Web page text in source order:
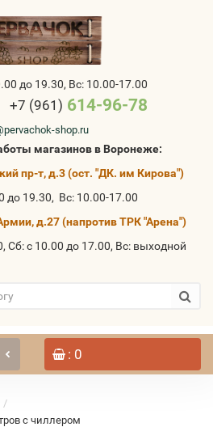
до 19.30, Вс: 10.00-17.00
+7 (961) 614-96-78
shop.ru
магазинов в Воронеже:
пр-т, д.3 (ост. "ДК. им Кирова")
до 19.30, Вс: 10.00-17.00
д.27 (напротив ТРК "Арена")
Сб: с 10.00 до 17.00, Вс: выходной
: 0
с чиллером